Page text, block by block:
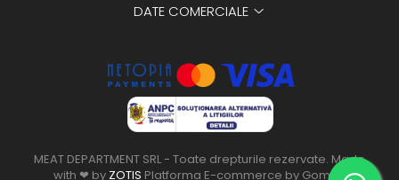
DATE COMERCIALE
MEAT DEPARTMENT SRL - Toate drepturile rezervate. Made
with ❤ by ZOTIS Platforma E-commerce by Gomag